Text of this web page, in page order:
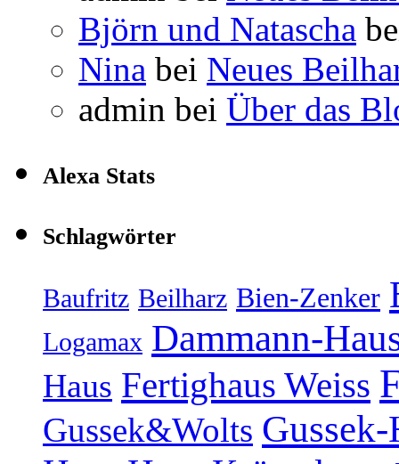
Björn und Natascha
Nina bei Neues
admin bei Über das
Alexa Stats
Schlagwörter
Baufritz Beilharz Bien-Zenker
Logamax Dammann-
Haus Fertighaus Weiss
Gussek&Wolts Gussek-